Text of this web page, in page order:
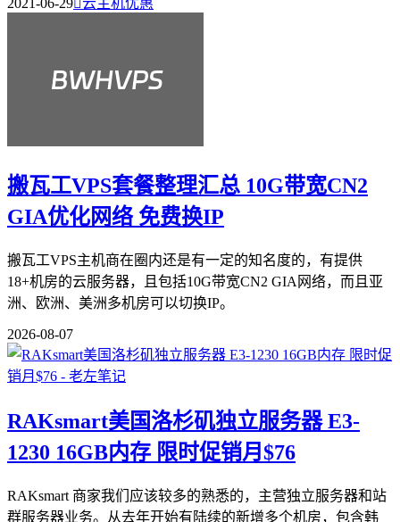
2021-06-29云主机优惠
搬瓦工VPS套餐整理汇总 10G带宽CN2
GIA优化网络 免费换IP
搬瓦工VPS主机商在圈内还是有一定的知名度的，有提供
18+机房的云服务器，且包括10G带宽CN2 GIA网络，而且亚
洲、欧洲、美洲多机房可以切换IP。
2026-08-07
RAKsmart美国洛杉矶独立服务器 E3-
1230 16GB内存 限时促销月$76
RAKsmart 商家我们应该较多的熟悉的，主营独立服务器和站
群服务器业务。从去年开始有陆续的新增多个机房，包含韩